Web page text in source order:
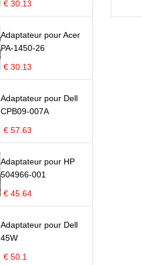
€ 30.13
Adaptateur pour Acer
PA-1450-26
€ 30.13
Adaptateur pour Dell
CPB09-007A
€ 57.63
Adaptateur pour HP
504966-001
€ 45.64
Adaptateur pour Dell
45W
€ 50.1